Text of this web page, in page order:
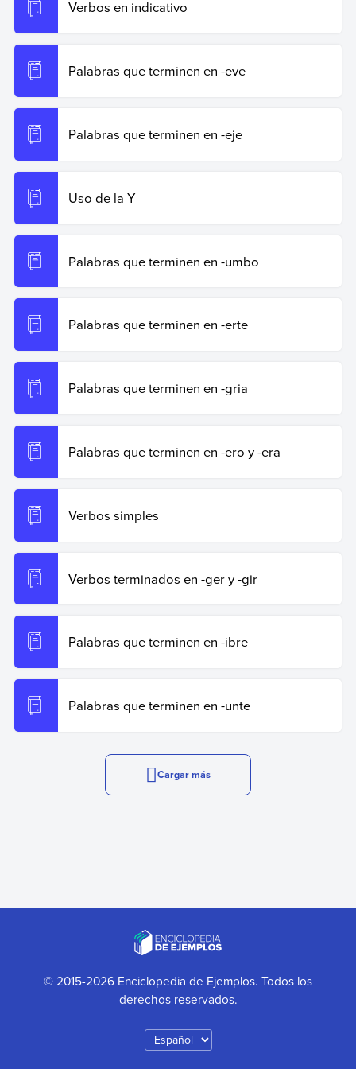
y-eva/
Verbos en indicativo
Palabras que terminen en -eve
Palabras que terminen en -eje
Uso de la Y
Palabras que terminen en -umbo
Palabras que terminen en -erte
Palabras que terminen en -gria
Palabras que terminen en -ero y -era
Verbos simples
Verbos terminados en -ger y -gir
Palabras que terminen en -ibre
Palabras que terminen en -unte
Cargar más
© 2015-2026 Enciclopedia de Ejemplos. Todos los
derechos reservados.